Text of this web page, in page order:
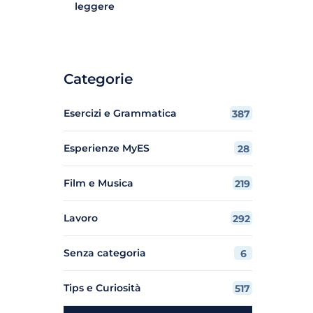
leggere
Categorie
Esercizi e Grammatica 387
Esperienze MyES 28
Film e Musica 219
Lavoro 292
Senza categoria 6
Tips e Curiosità 517